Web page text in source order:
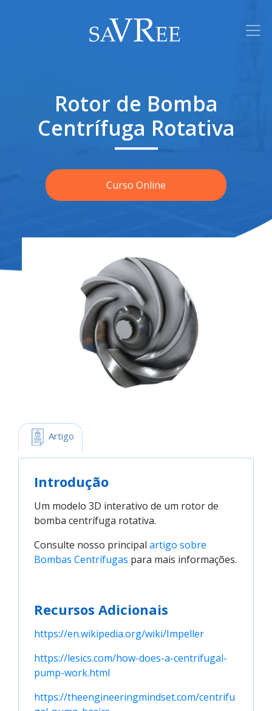
Rotor de Bomba
Centrífuga Rotativa
Curso Online
Artigo
Introdução
Um modelo 3D interativo de um rotor de
bomba centrífuga rotativa.
Consulte nosso principal artigo sobre
Bombas Centrífugas para mais informações.
Recursos Adicionais
https://en.wikipedia.org/wiki/Impeller
https://lesics.com/how-does-a-centrifugal-
pump-work.html
https://theengineeringmindset.com/centrifu